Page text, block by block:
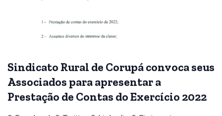
Sindicato Rural de Corupá convoca seus
Associados para apresentar a
Prestação de Contas do Exercício 2022